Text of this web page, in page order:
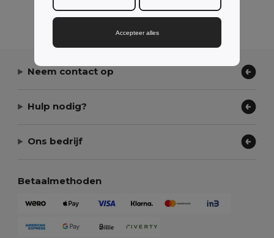
Alle Producten Tonen.
Neem contact op
Hulp nodig?
Ons bedrijf
Betaalmethoden
Accepteer alles